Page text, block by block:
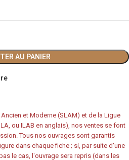
AU PANIER
et Moderne (SLAM) et de la Ligue
ou ILAB en anglais), nos ventes se font
Tous nos ouvrages sont garantis
dans chaque fiche ; si, par suite d'une
le cas, l'ouvrage sera repris (dans les